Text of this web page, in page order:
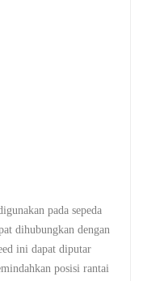
pada sepeda
dihubungkan dengan
ini dapat diputar
posisi rantai